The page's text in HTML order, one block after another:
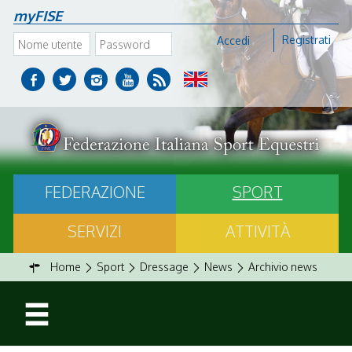
myFISE
Accedi Registrati
FEDERAZIONE
SPORT
SERVIZI
ATTIVITÀ
Home Sport Dressage News Archivio news